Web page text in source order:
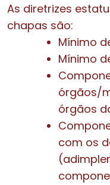
As diretrizes
chapas são:
Mínimo
Mínimo
órgãos/
órgãos
com os